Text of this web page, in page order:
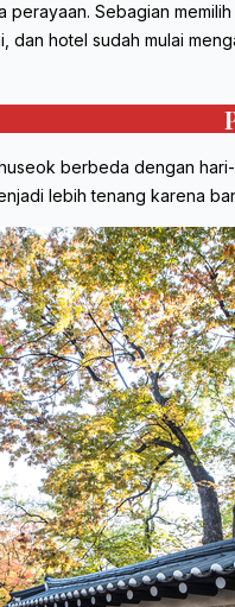
Sebagian
dan hotel sudah mulai
berbeda dengan
lebih tenang karena